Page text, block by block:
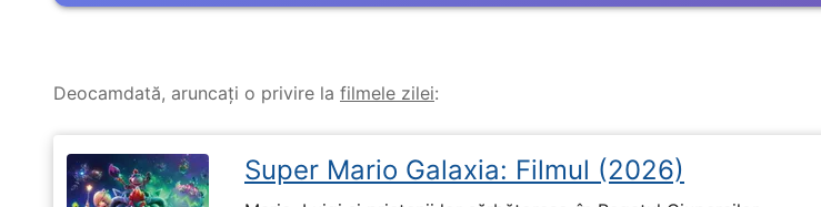
Deocamdată, aruncați o privire la filmele zilei:
Super Mario Galaxia: Filmul (2026)